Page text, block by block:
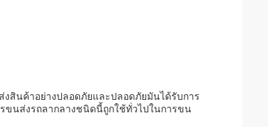
งสินค้าอย่างปลอดภัยและปลอดภัยมันได้รับการ
ขนส่งรถลากลางชนิดนี้ถูกใช้ทั่วไปในการขน